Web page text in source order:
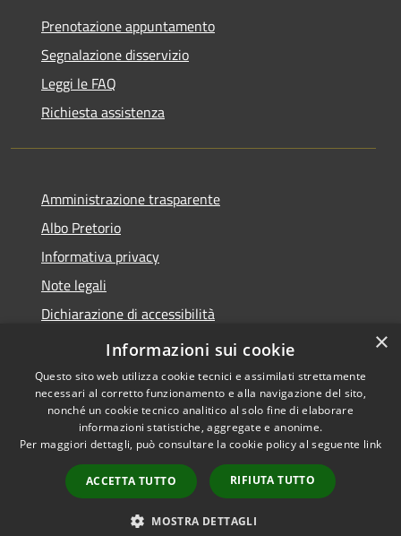
Prenotazione appuntamento
Segnalazione disservizio
Leggi le FAQ
Richiesta assistenza
Amministrazione trasparente
Albo Pretorio
Informativa privacy
Note legali
Dichiarazione di accessibilità
Piano di miglioramento dei servizi
Accessibilità
Copyright © 2026 • Comune di
Sansepolcro • Powered by
Municipium•
Accesso
redazione
×
Informazioni sui cookie
Questo sito web utilizza cookie tecnici e assimilati strettamente
necessari al corretto funzionamento e alla navigazione del sito,
nonché un cookie tecnico analitico al solo fine di elaborare
informazioni statistiche, aggregate e anonime.
Per maggiori dettagli, può consultare la cookie policy al seguente link
ACCETTA TUTTO RIFIUTA TUTTO
MOSTRA DETTAGLI